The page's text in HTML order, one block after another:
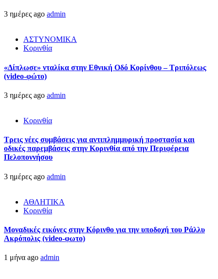
3 ημέρες ago admin
ΑΣΤΥΝΟΜΙΚΑ
Κορινθία
«Δίπλωσε» νταλίκα στην Εθνική Oδό Κορίνθου – Τριπόλεως
(video-φώτο)
3 ημέρες ago admin
Κορινθία
Τρεις νέες συμβάσεις για αντιπλημμυρική προστασία και
οδικές παρεμβάσεις στην Κορινθία από την Περιφέρεια
Πελοποννήσου
3 ημέρες ago admin
ΑΘΛΗΤΙΚΑ
Κορινθία
Μοναδικές εικόνες στην Κόρινθο για την υποδοχή του Ράλλυ
Ακρόπολις (video-φωτο)
1 μήνα ago admin